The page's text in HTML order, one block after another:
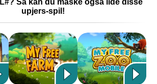
Så kan du måske også lide disse
upjers-spil!